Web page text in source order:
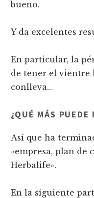
bueno.
Y da excelentes
En particular, la
de tener el vientre
conlleva…
¿QUÉ MÁS PUEDE
Así que ha
«empresa, plan de
Herbalife».
En la siguiente